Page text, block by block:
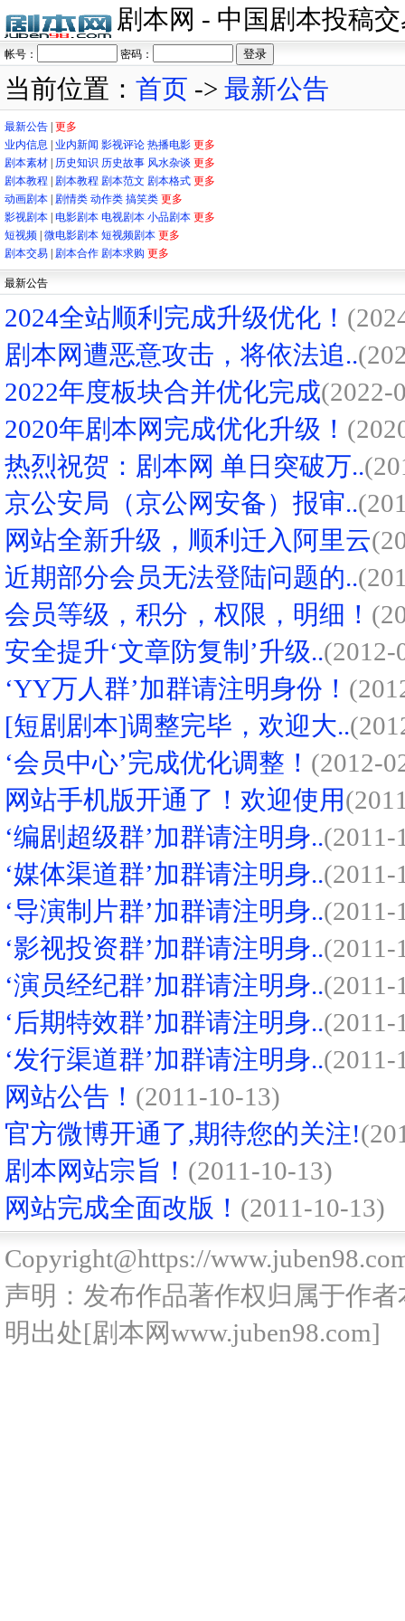
剧本网 - 中国剧本投稿
帐号： 密码：
当前位置： 首页 -> 最新公告
最新公告 | 更多
业内信息 | 业内新闻 影视评论 热播电影 更多
剧本素材 | 历史知识 历史故事 风水杂谈 更多
剧本教程 | 剧本教程 剧本范文 剧本格式 更多
动画剧本 | 剧情类 动作类 搞笑类 更多
影视剧本 | 电影剧本 电视剧本 小品剧本 更多
短视频 | 微电影剧本 短视频剧本 更多
剧本交易 | 剧本合作 剧本求购 更多
最新公告
2024全站顺利完成升级优化！
剧本网遭恶意攻击，将依法追..
2022年度板块合并优化完成(2022-
2020年剧本网完成优化升级！
热烈祝贺：剧本网 单日突破万..
京公安局（京公网安备）报审..
网站全新升级，顺利迁入阿里云
近期部分会员无法登陆问题的..
会员等级，积分，权限，明细！
安全提升‘文章防复制’升级..(2012-
‘YY万人群’加群请注明身份！
[短剧剧本]调整完毕，欢迎大..
‘会员中心’完成优化调整！ (2012-
网站手机版开通了！欢迎使用
‘编剧超级群’加群请注明身..(2011-
‘媒体渠道群’加群请注明身..(2011-
‘导演制片群’加群请注明身..(2011-
‘影视投资群’加群请注明身..(2011-
‘演员经纪群’加群请注明身..(2011-
‘后期特效群’加群请注明身..(2011-
‘发行渠道群’加群请注明身..(2011-
网站公告！ (2011-10-13)
官方微博开通了,期待您的关注!
剧本网站宗旨！ (2011-10-13)
网站完成全面改版！ (2011-10-13)
Copyright@https://
声明：发布作品著作权归属于作
明出处[剧本网www.juben98.com]